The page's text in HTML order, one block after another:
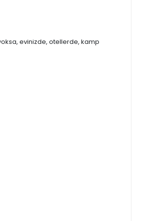
evinizde, otellerde, kamp